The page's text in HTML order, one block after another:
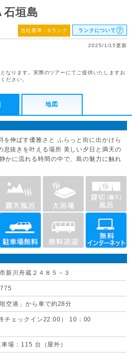
石垣島
当社基準：Sランク ランクについて
2025/1/15更新
なります。実際のツアーにてご提供いたしますお
ださい。
地図
を伸ばす優雅さと ふらっと街に出かけら
息抜きを叶える場所 美しい夕日と満天の
かに流れる時間の中で、島の魅力に触れ
新川舟蔵２４８５－３
垣空港」から車で約28分
チェックイン22:00） 10：00
場：115 台（屋外）